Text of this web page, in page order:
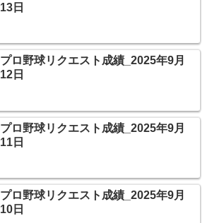
13日
プロ野球リクエスト成績_2025年9月
12日
プロ野球リクエスト成績_2025年9月
11日
プロ野球リクエスト成績_2025年9月
10日